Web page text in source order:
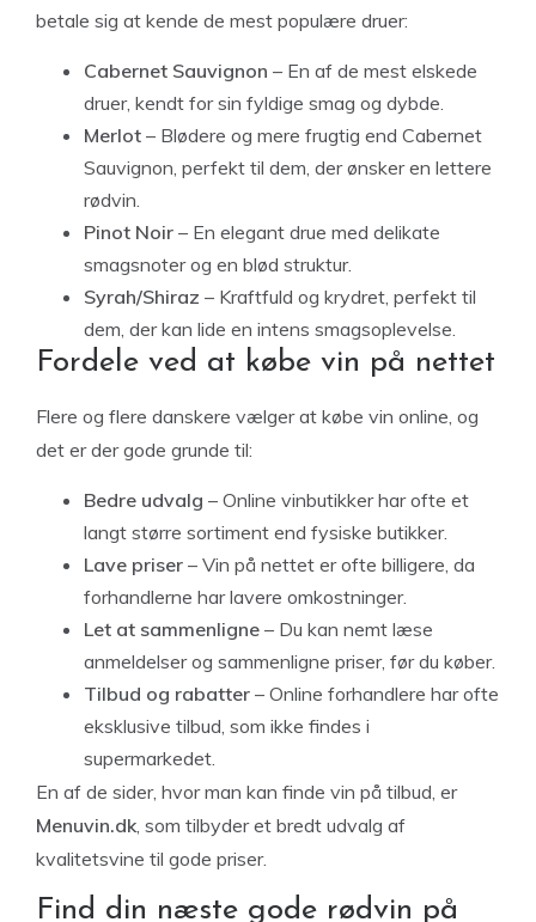
betale sig at kende de mest populære druer:
Cabernet Sauvignon – En af de mest elskede
druer, kendt for sin fyldige smag og dybde.
Merlot – Blødere og mere frugtig end Cabernet
Sauvignon, perfekt til dem, der ønsker en lettere
rødvin.
Pinot Noir – En elegant drue med delikate
smagsnoter og en blød struktur.
Syrah/Shiraz – Kraftfuld og krydret, perfekt til
dem, der kan lide en intens smagsoplevelse.
Fordele ved at købe vin på nettet
Flere og flere danskere vælger at købe vin online, og
det er der gode grunde til:
Bedre udvalg – Online vinbutikker har ofte et
langt større sortiment end fysiske butikker.
Lave priser – Vin på nettet er ofte billigere, da
forhandlerne har lavere omkostninger.
Let at sammenligne – Du kan nemt læse
anmeldelser og sammenligne priser, før du køber.
Tilbud og rabatter – Online forhandlere har ofte
eksklusive tilbud, som ikke findes i
supermarkedet.
En af de sider, hvor man kan finde vin på tilbud, er
Menuvin.dk, som tilbyder et bredt udvalg af
kvalitetsvine til gode priser.
Find din næste gode rødvin på